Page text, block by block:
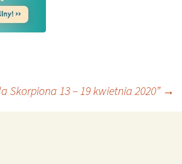
Skorpiona 13 – 19 kwietnia 2020” →